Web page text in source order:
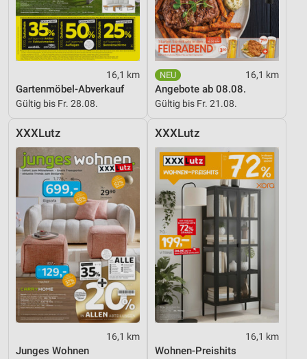
16,1 km
Gartenmöbel-Abverkauf
Gültig bis Fr. 28.08.
16,1 km
Angebote ab 08.08.
Gültig bis Fr. 21.08.
XXXLutz
16,1 km
Junges Wohnen
XXXLutz
16,1 km
Wohnen-Preishits